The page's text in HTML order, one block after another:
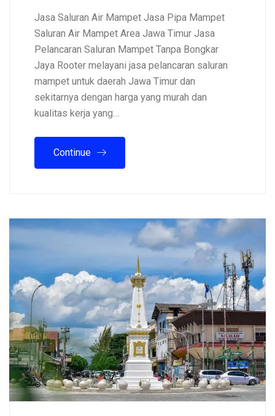
Jasa Saluran Air Mampet Jasa Pipa Mampet
Saluran Air Mampet Area Jawa Timur Jasa
Pelancaran Saluran Mampet Tanpa Bongkar
Jaya Rooter melayani jasa pelancaran saluran
mampet untuk daerah Jawa Timur dan
sekitarnya dengan harga yang murah dan
kualitas kerja yang…
Continue